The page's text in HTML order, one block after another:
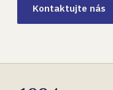
Kontaktujte nás